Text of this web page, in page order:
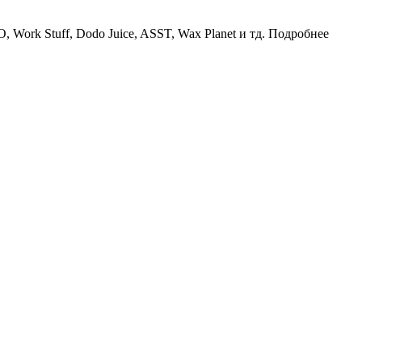
Work Stuff, Dodo Juice, ASST, Wax Planet и тд. Подробнее